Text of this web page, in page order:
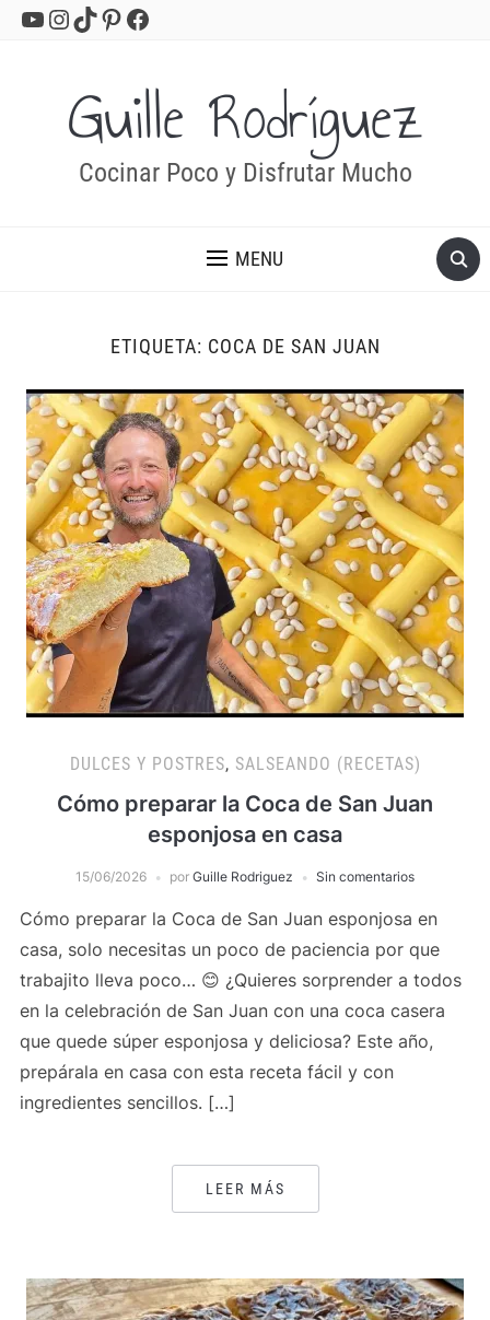
YouTube
Instagram
TikTok
Pinterest
Facebook
Guille Rodríguez
Cocinar Poco y Disfrutar Mucho
MENU
ETIQUETA: COCA DE SAN JUAN
DULCES Y POSTRES, SALSEANDO (RECETAS)
Cómo preparar la Coca de San Juan
esponjosa en casa
15/06/2026 por Guille Rodriguez Sin comentarios
Cómo preparar la Coca de San Juan esponjosa en
casa, solo necesitas un poco de paciencia por que
trabajito lleva poco… 😊 ¿Quieres sorprender a todos
en la celebración de San Juan con una coca casera
que quede súper esponjosa y deliciosa? Este año,
prepárala en casa con esta receta fácil y con
ingredientes sencillos. […]
LEER MÁS